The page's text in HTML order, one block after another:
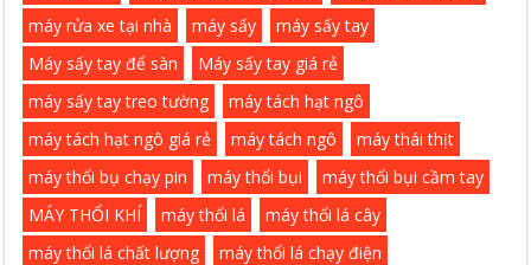
máy rửa xe tại nhà
máy sấy
máy sấy tay
Máy sấy tay để sàn
Máy sấy tay giá rẻ
máy sấy tay treo tường
máy tách hạt ngô
máy tách hạt ngô giá rẻ
máy tách ngô
máy thái thịt
máy thổi bụ chạy pin
máy thổi bụi
máy thổi bụi cầm tay
MÁY THỔI KHÍ
máy thổi lá
máy thổi lá cây
máy thổi lá chất lượng
máy thổi lá chạy điện